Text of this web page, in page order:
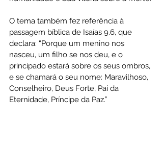
O tema também fez referência à
passagem bíblica de Isaías 9.6, que
declara: “Porque um menino nos
nasceu, um filho se nos deu, e o
principado estará sobre os seus ombros,
e se chamará o seu nome: Maravilhoso,
Conselheiro, Deus Forte, Pai da
Eternidade, Príncipe da Paz.”